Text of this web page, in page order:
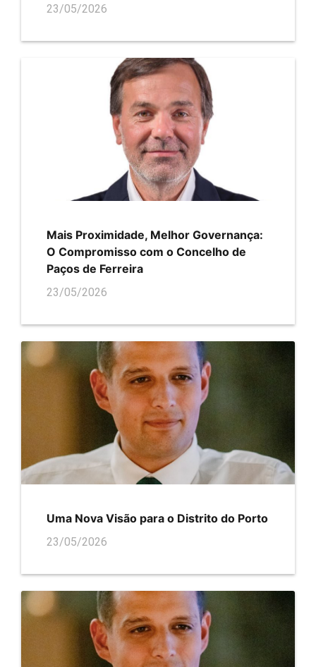
23/05/2026
Mais Proximidade, Melhor Governança:
O Compromisso com o Concelho de
Paços de Ferreira
23/05/2026
Uma Nova Visão para o Distrito do Porto
23/05/2026